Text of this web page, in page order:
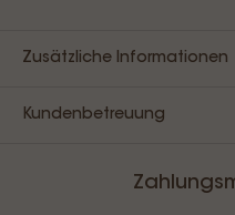
Zusätzliche Informationen
Kundenbetreuung